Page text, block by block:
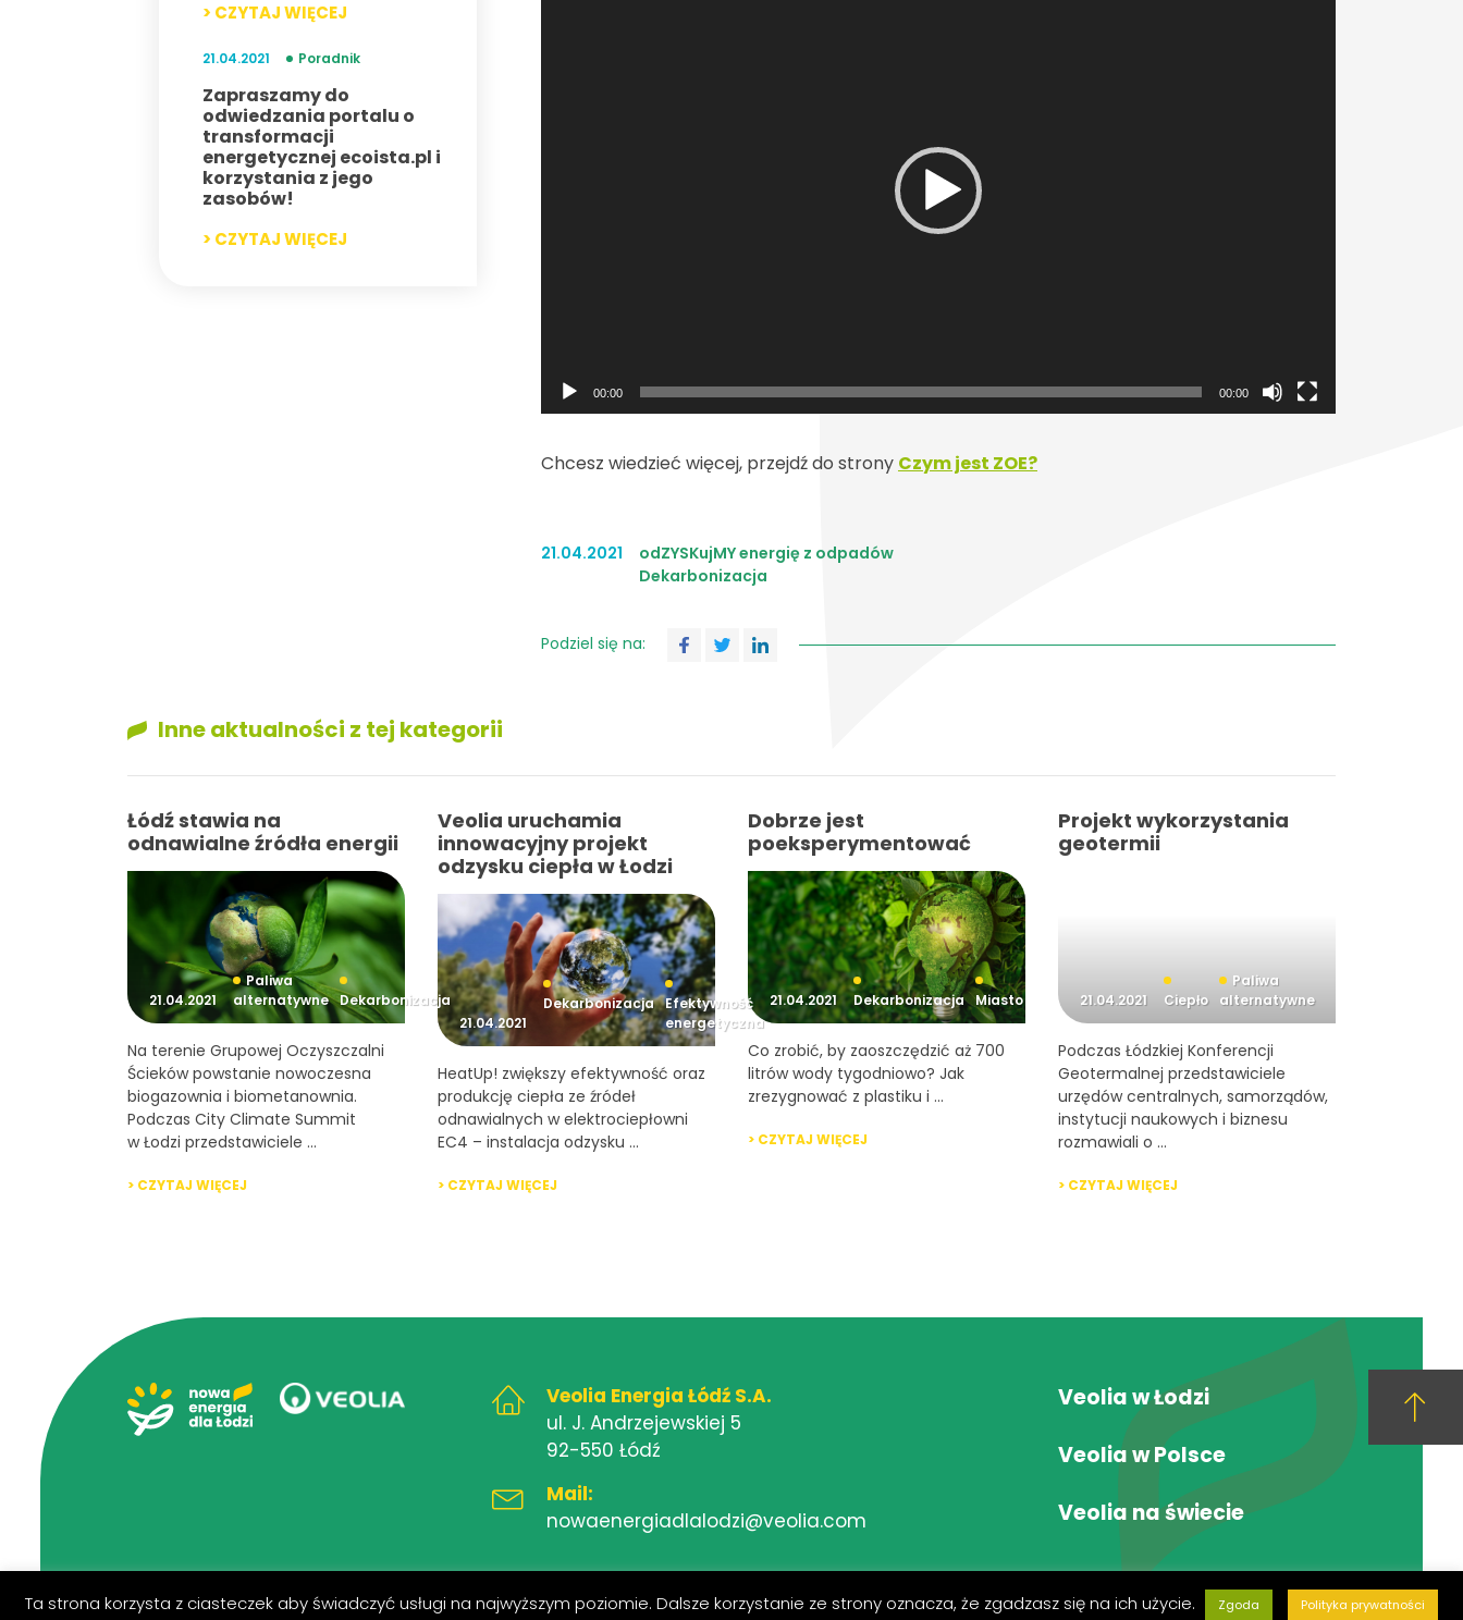
> CZYTAJ WIĘCEJ
21.04.2021 Poradnik
Zapraszamy do
odwiedzania portalu o
transformacji
energetycznej ecoista.pl i
korzystania z jego
zasobów!
> CZYTAJ WIĘCEJ
00:00 00:00
Chcesz wiedzieć więcej, przejdź do strony Czym jest ZOE?
21.04.2021
odZYSKujMY energię z odpadów
Dekarbonizacja
Podziel się na:
Inne aktualności z tej kategorii
Łódź stawia na
odnawialne źródła energii
21.04.2021
Paliwa
alternatywne Dekarbonizacja
Na terenie Grupowej Oczyszczalni
Ścieków powstanie nowoczesna
biogazownia i biometanownia.
Podczas City Climate Summit
w Łodzi przedstawiciele ...
> CZYTAJ WIĘCEJ
Veolia uruchamia
innowacyjny projekt
odzysku ciepła w Łodzi
21.04.2021
Dekarbonizacja Efektywność
energetyczna
HeatUp! zwiększy efektywność oraz
produkcję ciepła ze źródeł
odnawialnych w elektrociepłowni
EC4 – instalacja odzysku ...
> CZYTAJ WIĘCEJ
Dobrze jest
poeksperymentować
21.04.2021 Dekarbonizacja Miasto
Co zrobić, by zaoszczędzić aż 700
litrów wody tygodniowo? Jak
zrezygnować z plastiku i ...
> CZYTAJ WIĘCEJ
Projekt wykorzystania
geotermii
21.04.2021 Ciepło
Paliwa
alternatywne
Podczas Łódzkiej Konferencji
Geotermalnej przedstawiciele
urzędów centralnych, samorządów,
instytucji naukowych i biznesu
rozmawiali o ...
> CZYTAJ WIĘCEJ
Veolia Energia Łódź S.A.
ul. J. Andrzejewskiej 5
92-550 Łódź
Mail:
nowaenergiadlalodzi@veolia.com
Veolia w Łodzi
Veolia w Polsce
Veolia na świecie
Ta strona korzysta z ciasteczek aby świadczyć usługi na najwyższym poziomie. Dalsze korzystanie ze strony oznacza, że zgadzasz się na ich użycie. Zgoda Polityka prywatności